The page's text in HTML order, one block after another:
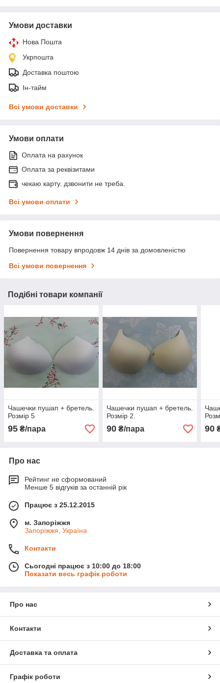
Умови доставки
Нова Пошта
Укрпошта
Доставка поштою
Ін-тайм
Всі умови доставки
Умови оплати
Оплата на рахунок
Оплата за реквізитами
чекаю карту. дзвонити не треба.
Всі умови оплати
Умови повернення
Повернення товару впродовж 14 днів за домовленістю
Всі умови повернення
Подібні товари компанії
Чашечки пушап + бретель.
Розмір 5
95 ₴/пара
Чашечки пушап + бретель.
Розмір 2.
90₴/пара 90
Про нас
Рейтинг не сформований
Менше 5 відгуків за останній рік
Працює з 25.12.2015
м. Запоріжжя
Запоріжжя, Україна
Контакти
Сьогодні працює з 10:00 до 18:00
Показати весь графік роботи
Про нас
Контакти
Доставка та оплата
Графік роботи